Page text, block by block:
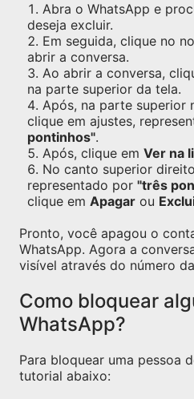
Abra o WhatsApp e
deseja excluir.
Em seguida, clique no
abrir a conversa.
Ao abrir a conversa,
na parte superior da tela.
Após, na parte superior
clique em ajustes,
pontinhos".
Após, clique em Ver na
No canto superior
representado por "três
clique em Apagar ou
Pronto, você apagou o
WhatsApp. Agora a
visível através do número
Como bloquear
WhatsApp?
Para bloquear uma pessoa
tutorial abaixo: